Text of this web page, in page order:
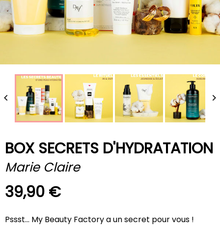


BOX SECRETS D'HYDRATATION
Marie Claire
39,90 €
Pssst... My Beauty Factory a un secret pour vous !